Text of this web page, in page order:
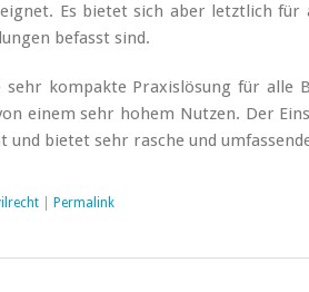
Es bietet sich aber letztlich
befasst sind.
sehr kompakte Praxislösung für alle
einem sehr hohem Nutzen. Der
bietet sehr rasche und
Permalink